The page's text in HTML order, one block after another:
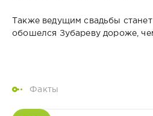
Также ведущим свадьбы
обошелся Зубареву дороже,
Факты